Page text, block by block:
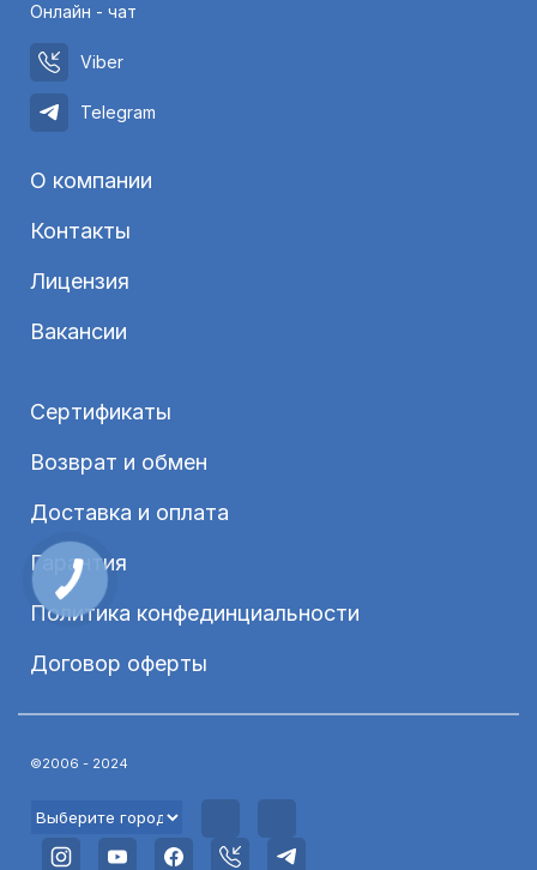
Онлайн - чат
Viber
Telegram
О компании
Контакты
Лицензия
Вакансии
Сертификаты
Возврат и обмен
Доставка и оплата
Гарантия
Политика конфединциальности
Договор оферты
©2006 - 2024